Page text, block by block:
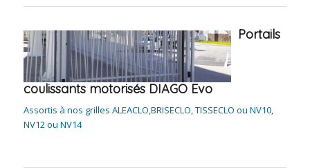
Portails
coulissants motorisés DIAGO Evo
Assortis à nos grilles ALEACLO,BRISECLO, TISSECLO ou NV10,
NV12 ou NV14